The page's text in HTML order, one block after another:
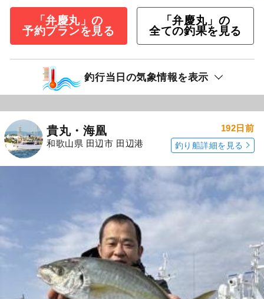
「弁慶丸」の
予約プランを見る
「弁慶丸」の
全ての釣果を見る
釣行当日の気象情報を表示
貴丸・海凰
和歌山県 田辺市 田辺港
192日前
釣り船詳細を見る